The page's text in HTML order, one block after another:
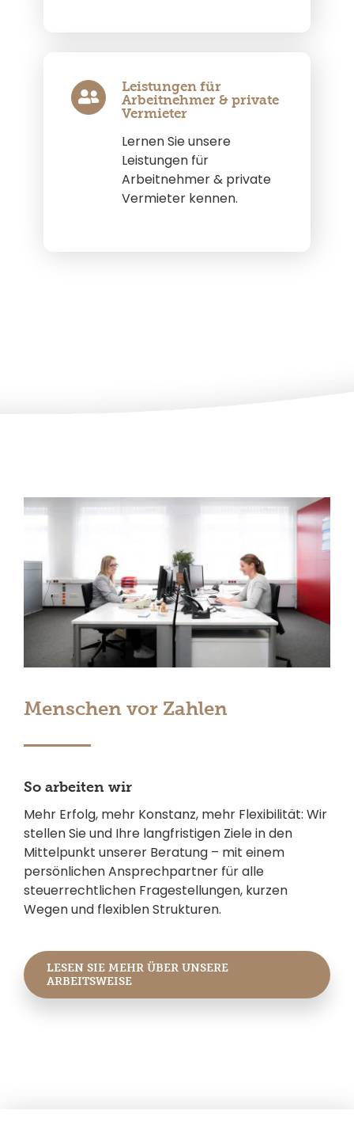
Leistungen für
Arbeitnehmer & private
Vermieter
Lernen Sie unsere
Leistungen für
Arbeitnehmer & private
Vermieter kennen.
Menschen vor Zahlen
So arbeiten wir
Mehr Erfolg, mehr Konstanz, mehr Flexibilität: Wir
stellen Sie und Ihre langfristigen Ziele in den
Mittelpunkt unserer Beratung – mit einem
persönlichen Ansprechpartner für alle
steuerrechtlichen Fragestellungen, kurzen
Wegen und flexiblen Strukturen.
LESEN SIE MEHR ÜBER UNSERE
ARBEITSWEISE